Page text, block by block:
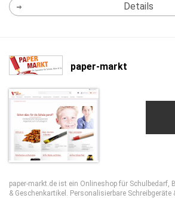
Details
paper-markt
paper-markt.de ist ein Onlineshop für Schulbedarf,
& Geschenkartikel. Personalisierbare Schreibgeräte